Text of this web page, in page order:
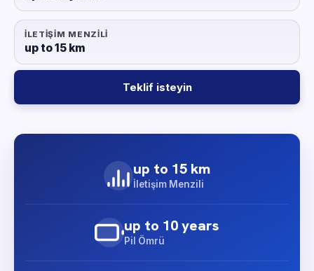
İLETIŞIM MENZILI
up to 15 km
Teklif isteyin
up to 15 km
İletişim Menzili
up to 10 years
Pil Ömrü